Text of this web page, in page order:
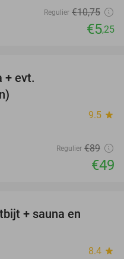
Regulier €10,75
€5,25
+ evt.
9.5 star
Regulier €89
€49
+ sauna en
8.4 star